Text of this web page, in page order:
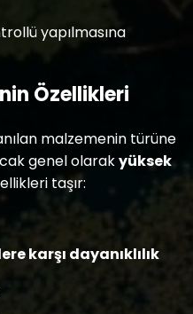
yapılmasına
Özellikleri
malzemenin türüne
genel olarakyüksek
taşır:
karşı dayanıklılık